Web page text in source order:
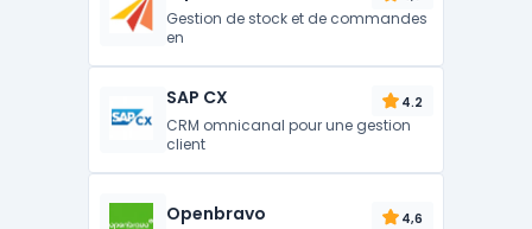
Gestion de stock et de commandes
en
SAP CX 4.2
CRM omnicanal pour une gestion
client
Openbravo 4,6